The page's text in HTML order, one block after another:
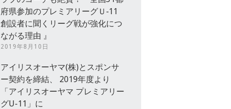
府県参加のプレミアリーグＵ‐11
創設者に聞くリーグ戦が強化につ
ながる理由 』
2019年8月10日
アイリスオーヤマ(株)とスポンサ
ー契約を締結、 2019年度より
「アイリスオーヤマ プレミアリー
グU-11」に